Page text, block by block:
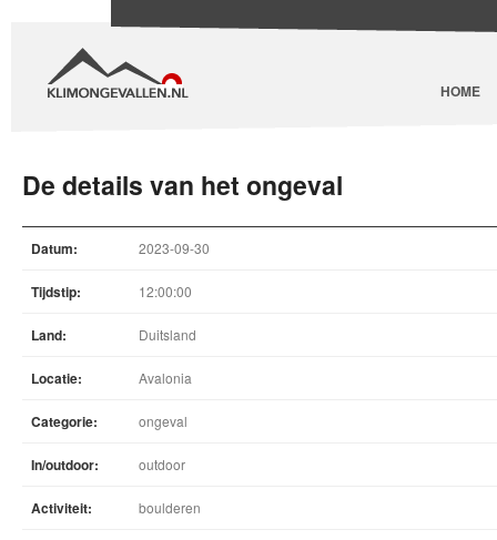
HOME
De details van het ongeval
Datum: 2023-09-30
Tijdstip: 12:00:00
Land: Duitsland
Locatie: Avalonia
Categorie: ongeval
In/outdoor: outdoor
Activiteit: boulderen